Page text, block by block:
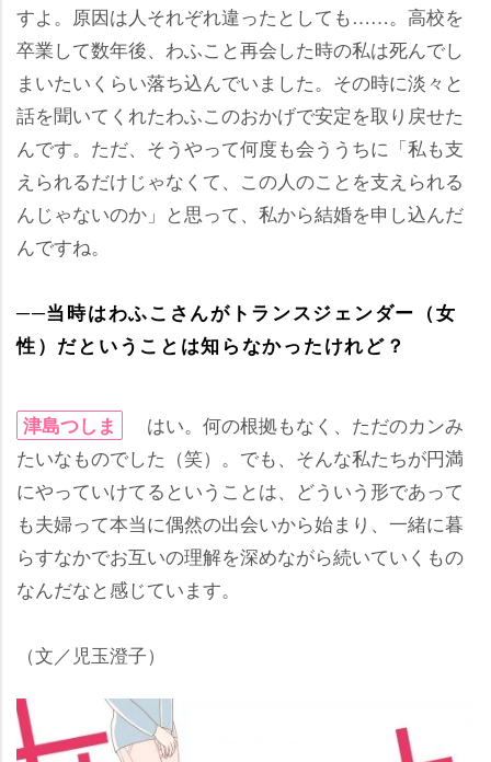
すよ。原因は人それぞれ違ったとしても……。高校を
卒業して数年後、わふこと再会した時の私は死んでし
まいたいくらい落ち込んでいました。その時に淡々と
話を聞いてくれたわふこのおかげで安定を取り戻せた
んです。ただ、そうやって何度も会ううちに「私も支
えられるだけじゃなくて、この人のことを支えられる
んじゃないのか」と思って、私から結婚を申し込んだ
んですね。
──当時はわふこさんがトランスジェンダー（女
性）だということは知らなかったけれど？
津島つしま
はい。何の根拠もなく、ただのカンみ
たいなものでした（笑）。でも、そんな私たちが円満
にやっていけてるということは、どういう形であって
も夫婦って本当に偶然の出会いから始まり、一緒に暮
らすなかでお互いの理解を深めながら続いていくもの
なんだなと感じています。
（文／児玉澄子）